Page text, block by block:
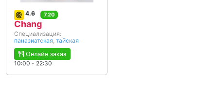
4.6 7.20
Chang
Специализация:
паназиатская тайская
Онлайн заказ
10:00 - 22:30